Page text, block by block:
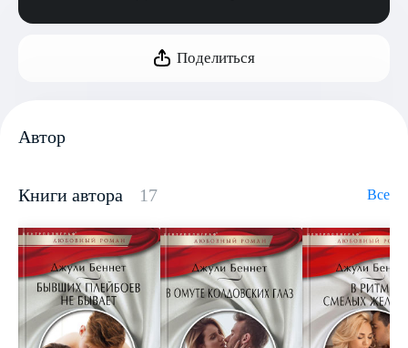
Поделиться
Автор
Книги автора 17 Все